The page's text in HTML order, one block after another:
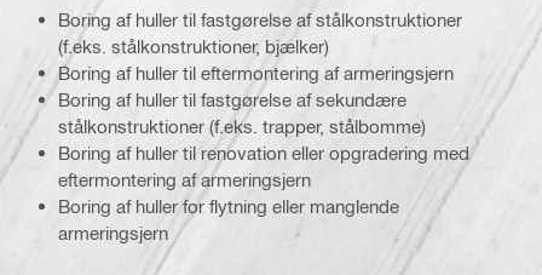
Boring af huller til fastgørelse af stålkonstruktioner
(f.eks. stålkonstruktioner, bjælker)
Boring af huller til eftermontering af armeringsjern
Boring af huller til fastgørelse af sekundære
stålkonstruktioner (f.eks. trapper, stålbomme)
Boring af huller til renovation eller opgradering med
eftermontering af armeringsjern
Boring af huller for flytning eller manglende
armeringsjern